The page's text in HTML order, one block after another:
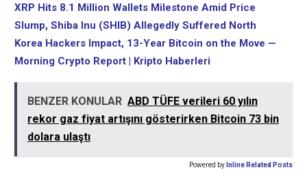
XRP Hits 8.1 Million Wallets Milestone Amid Price
Slump, Shiba Inu (SHIB) Allegedly Suffered North
Korea Hackers Impact, 13-Year Bitcoin on the Move —
Morning Crypto Report | Kripto Haberleri
BENZER KONULAR ABD TÜFE verileri 60 yılın
rekor gaz fiyat artışını gösterirken Bitcoin 73 bin
dolara ulaştı
Powered by Inline Related Posts